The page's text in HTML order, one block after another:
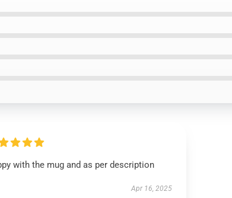
with the mug and as per description
Apr 16, 2025